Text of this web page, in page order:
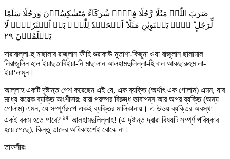
ضَرَبَ اللّٰہُ مَثَلًا رَّجُلًا فِیۡہِ شُرَکَآءُ مُتَشٰکِسُوۡنَ وَرَجُلًا سَلَمًا
لِّرَجُلٍ ؕ ہَلۡ یَسۡتَوِیٰنِ مَثَلًا ؕ اَلۡحَمۡدُ لِلّٰہِ ۚ بَلۡ اَکۡثَرُہُمۡ لَا
یَعۡلَمُوۡنَ ٢٩
দারাবাল্লা-হু মাছালার রাজূলান ফীহি শুরাকাউ মুতাশা-কিছূনা ওয়া রাজূলান ছালামাল
লিরাজুলিন হাল ইয়াছতাবিইয়া-নি মাছালান আলহামদুলিল্লা-হি বাল আকছারুহুম লা-
ইয়া‘লামূন।
আল্লাহ একটি দৃষ্টান্ত পেশ করেছেন এই যে, এক ব্যক্তি (অর্থাৎ এক গোলাম) এমন, যার
মধ্যে কয়েক ব্যক্তি অংশীদার; যারা পরস্পর বিরুদ্ধ ভাবাপন্ন আর অপর ব্যক্তি (অন্য
গোলাম) এমন, যে সম্পূর্ণরূপে একই ব্যক্তির মালিকানায়। এ উভয় ব্যক্তির অবস্থা
একই রকম হতে পারে? ১৫ আলহামদুলিল্লাহ! (এ দৃষ্টান্ত দ্বারা বিষয়টি সম্পূর্ণ পরিষ্কার
হয়ে গেছে), কিন্তু তাদের অধিকাংশেই বোঝে না।
তাফসীরঃ